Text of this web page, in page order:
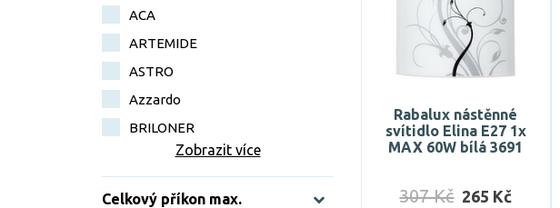
ACA
ARTEMIDE
ASTRO
Azzardo
BRILONER
Zobrazit více
Celkový příkon max.
Rabalux nástěnné
svítidlo Elina E27 1x
MAX 60W bílá 3691
307 Kč 265 Kč